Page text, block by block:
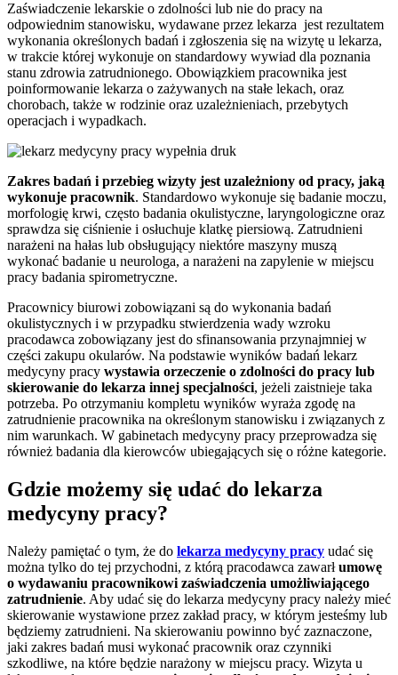
Zaświadczenie lekarskie o zdolności lub nie do pracy na
odpowiednim stanowisku, wydawane przez lekarza jest rezultatem
wykonania określonych badań i zgłoszenia się na wizytę u lekarza,
w trakcie której wykonuje on standardowy wywiad dla poznania
stanu zdrowia zatrudnionego. Obowiązkiem pracownika jest
poinformowanie lekarza o zażywanych na stałe lekach, oraz
chorobach, także w rodzinie oraz uzależnieniach, przebytych
operacjach i wypadkach.
Zakres badań i przebieg wizyty jest uzależniony od pracy, jaką
wykonuje pracownik. Standardowo wykonuje się badanie moczu,
morfologię krwi, często badania okulistyczne, laryngologiczne oraz
sprawdza się ciśnienie i osłuchuje klatkę piersiową. Zatrudnieni
narażeni na hałas lub obsługujący niektóre maszyny muszą
wykonać badanie u neurologa, a narażeni na zapylenie w miejscu
pracy badania spirometryczne.
Pracownicy biurowi zobowiązani są do wykonania badań
okulistycznych i w przypadku stwierdzenia wady wzroku
pracodawca zobowiązany jest do sfinansowania przynajmniej w
części zakupu okularów. Na podstawie wyników badań lekarz
medycyny pracy wystawia orzeczenie o zdolności do pracy lub
skierowanie do lekarza innej specjalności, jeżeli zaistnieje taka
potrzeba. Po otrzymaniu kompletu wyników wyraża zgodę na
zatrudnienie pracownika na określonym stanowisku i związanych z
nim warunkach. W gabinetach medycyny pracy przeprowadza się
również badania dla kierowców ubiegających się o różne kategorie.
Gdzie możemy się udać do lekarza
medycyny pracy?
Należy pamiętać o tym, że do lekarza medycyny pracy udać się
można tylko do tej przychodni, z którą pracodawca zawarłumowę
o wydawaniu pracownikowi zaświadczenia umożliwiającego
zatrudnienie. Aby udać się do lekarza medycyny pracy należy mieć
skierowanie wystawione przez zakład pracy, w którym jesteśmy lub
będziemy zatrudnieni. Na skierowaniu powinno być zaznaczone,
jaki zakres badań musi wykonać pracownik oraz czynniki
szkodliwe, na które będzie narażony w miejscu pracy. Wizyta u